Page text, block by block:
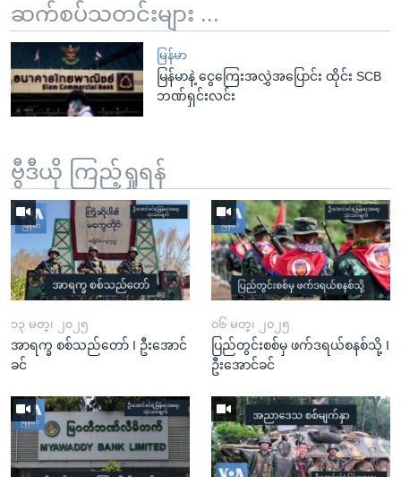
ဆက်စပ်သတင်းများ ...
မြန်မာ
မြန်မာနဲ့ ငွေကြေးအလွှဲအပြောင်း ထိုင်း SCB
ဘဏ်ရှင်းလင်း
ဗွီဒီယို ကြည့်ရှုရန်
၁၃ မတ္၊ ၂၀၂၅
အာရက္ခ စစ်သည်တော် I ဦးအောင်
ခင်
၀၆ မတ္၊ ၂၀၂၅
ပြည်တွင်းစစ်မှ ဖက်ဒရယ်စနစ်သို့ I
ဦးအောင်ခင်